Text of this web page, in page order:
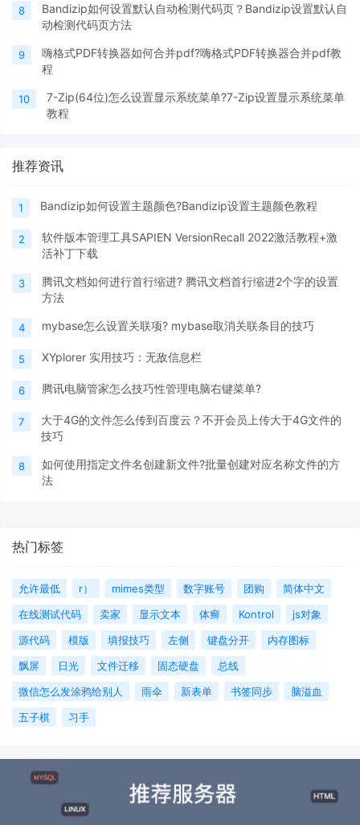
8
Bandizip如何设置默认自动检测代码页？Bandizip设置默认自
动检测代码页方法
9
嗨格式PDF转换器如何合并pdf?嗨格式PDF转换器合并pdf教
程
10
7-Zip(64位)怎么设置显示系统菜单?7-Zip设置显示系统菜单
教程
推荐资讯
1 Bandizip如何设置主题颜色?Bandizip设置主题颜色教程
2
软件版本管理工具SAPIEN VersionRecall 2022激活教程+激
活补丁下载
3
腾讯文档如何进行首行缩进? 腾讯文档首行缩进2个字的设置
方法
4 mybase怎么设置关联项? mybase取消关联条目的技巧
5 XYplorer 实用技巧：无敌信息栏
6 腾讯电脑管家怎么技巧性管理电脑右键菜单?
7
大于4G的文件怎么传到百度云？不开会员上传大于4G文件的
技巧
8
如何使用指定文件名创建新文件?批量创建对应名称文件的方
法
热门标签
允许最低 r） mimes类型 数字账号 团购
简体中文
在线测试代码
卖家 显示文本 体癣 Kontrol
js对象
源代码
模版 填报技巧 左侧 键盘分开
内存图标
飘屏
日光 文件迁移 固态硬盘
总线
微信怎么发涂鸦给别人
雨伞 新表单 书签同步
脑溢血
五子棋
习手